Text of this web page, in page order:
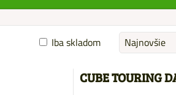
Najnovšie
Iba skladom
CUBE TOURING